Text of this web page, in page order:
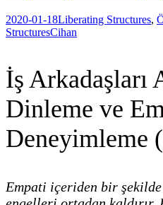
2020-01-18Liberating Structures,
StructuresCihan
İş Arkadaşları
Dinleme ve
Deneyimleme
Empati içeriden bir